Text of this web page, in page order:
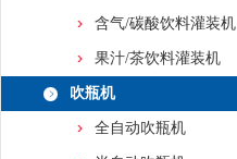
含气/碳酸饮料灌装机
果汁/茶饮料灌装机
吹瓶机
全自动吹瓶机